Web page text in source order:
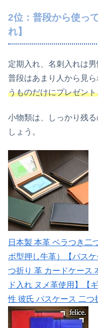
2位：普段から使っ
れ】
定期入れ、名刺入れは
普段はあまり人から見ら
うものだけにプレゼン
小物類は、しっかり残
しょう。
日本製 本革 ベラつき二
ボ型押し牛革）【パス
つ折り 革 カードケース
ド入れ ヌメ革使用】【
性 彼氏 パスケース 二つ